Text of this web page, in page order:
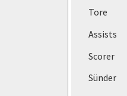
Tore
Assists
Scorer
Sünder